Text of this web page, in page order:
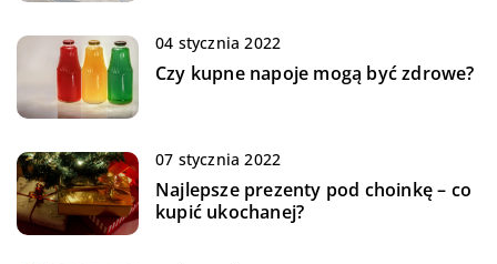
04 stycznia 2022
Czy kupne napoje mogą być zdrowe?
07 stycznia 2022
Najlepsze prezenty pod choinkę – co
kupić ukochanej?